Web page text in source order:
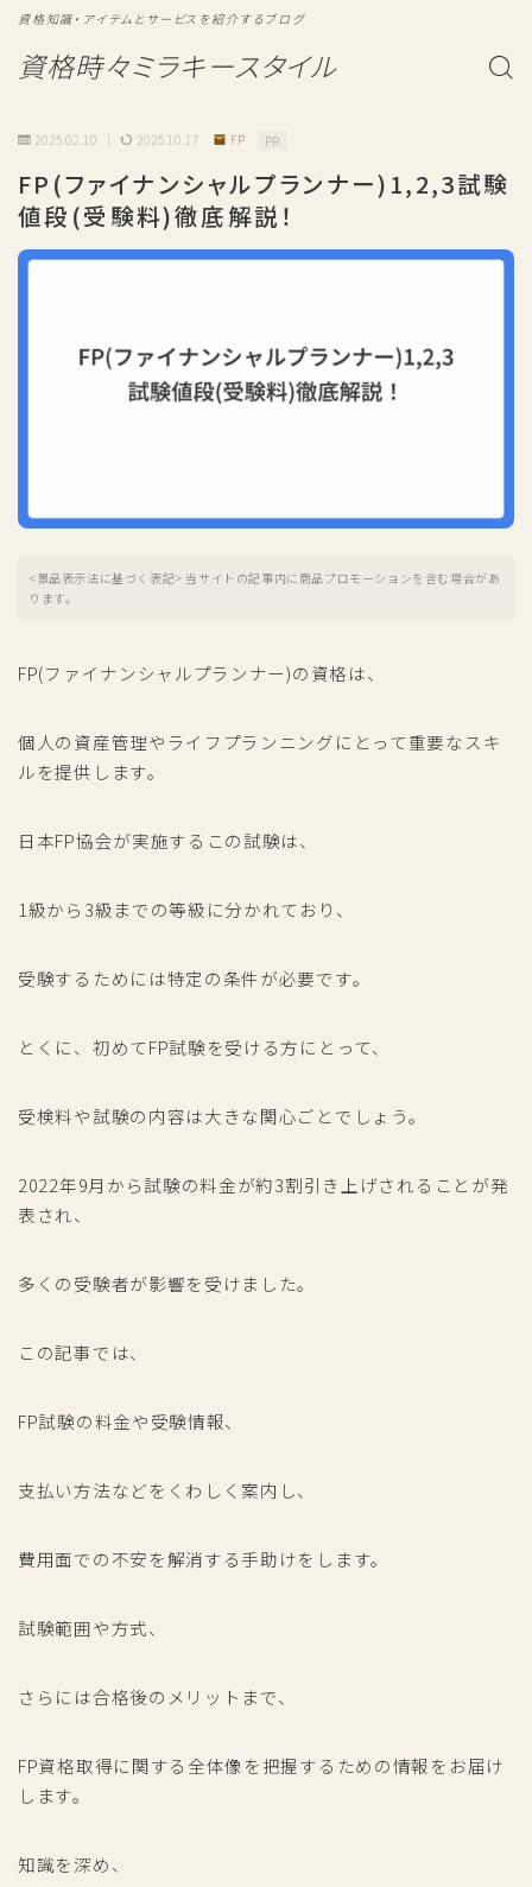
資格時々ミラキースタイル
資格知識・アイテムとサービスを紹介するブログ
2025.02.10 2025.10.17 FP PR
FP(ファイナンシャルプランナー)1,2,3試験
値段(受験料)徹底解説！
<景品表示法に基づく表記> 当サイトの記事内に商品プロモーションを含む場合があ
ります。
FP(ファイナンシャルプランナー)の資格は、
個人の資産管理やライフプランニングにとって重要なスキ
ルを提供します。
日本FP協会が実施するこの試験は、
1級から3級までの等級に分かれており、
受験するためには特定の条件が必要です。
とくに、初めてFP試験を受ける方にとって、
受検料や試験の内容は大きな関心ごとでしょう。
2022年9月から試験の料金が約3割引き上げされることが発
表され、
多くの受験者が影響を受けました。
この記事では、
FP試験の料金や受験情報、
支払い方法などをくわしく案内し、
費用面での不安を解消する手助けをします。
試験範囲や方式、
さらには合格後のメリットまで、
FP資格取得に関する全体像を把握するための情報をお届け
します。
知識を深め、